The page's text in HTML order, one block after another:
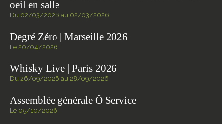
oeil en salle
Du 02/03/2026 au 02/03/2026
Degré Zéro | Marseille 2026
Le 20/04/2026
Whisky Live | Paris 2026
Du 26/09/2026 au 28/09/2026
Assemblée générale Ô Service
Le 05/10/2026